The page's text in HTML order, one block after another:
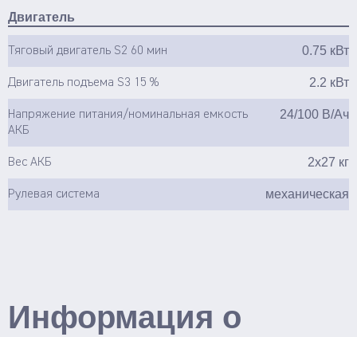
Двигатель
Тяговый двигатель S2 60 мин 0.75 кВт
Двигатель подъема S3 15 % 2.2 кВт
Напряжение питания/номинальная емкость
АКБ
24/100 В/Ач
Вес АКБ 2х27 кг
Рулевая система механическая
Информация о